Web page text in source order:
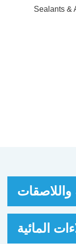
واللاصقات
المائية